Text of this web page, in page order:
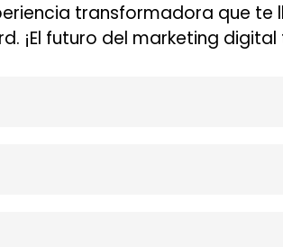
transformadora que
¡El futuro del marketing